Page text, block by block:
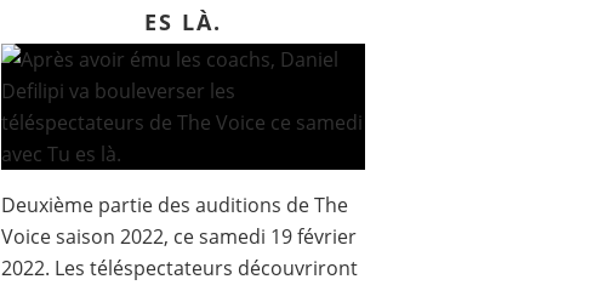
ES LÀ.
Deuxième partie des auditions de The
Voice saison 2022, ce samedi 19 février
2022. Les téléspectateurs découvriront